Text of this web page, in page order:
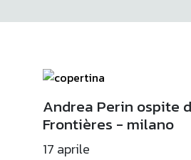
Andrea Perin ospite
Frontières - milano
17 aprile